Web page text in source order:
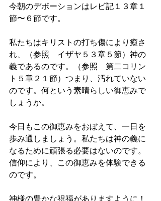
今朝のデボーションはレビ記１３章１
節〜６節です。
私たちはキリストの打ち傷により癒さ
れ、（参照　イザヤ５３章５節）神の
義であるのです。（参照　第二コリン
ト５章２１節）つまり、汚れていない
のです。何という素晴らしい御恵みで
しょうか。
今日もこの御恵みをおぼえて、一日を
歩み通しましょう。私たちは神の義に
なるために頑張る必要はないのです。
信仰により、この御恵みを体験できる
のです。
神様の豊かな祝福がありますように！